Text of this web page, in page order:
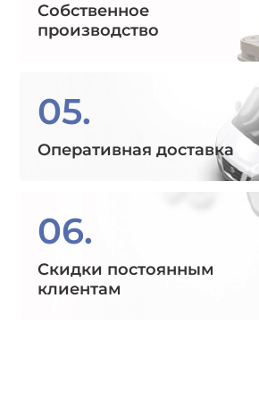
Собственное
производство
05.
Оперативная доставка
06.
Скидки постоянным
клиентам